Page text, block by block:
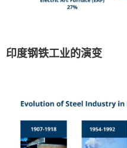
印度钢铁工业的演变